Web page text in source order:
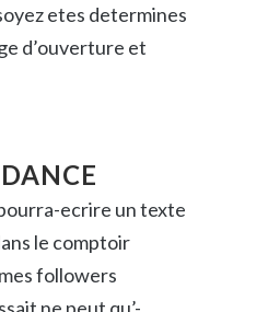
etes determines
d’ouverture et
ecrire un texte
le comptoir
followers